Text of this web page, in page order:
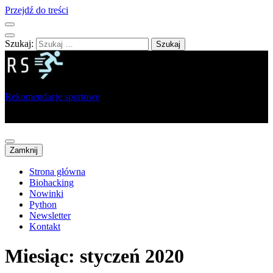
Przejdź do treści
Szukaj:
Rekomendacje sportowe
Zamknij
Strona główna
Biohacking
Nowinki
Python
Newsletter
Kontakt
Miesiąc: styczeń 2020